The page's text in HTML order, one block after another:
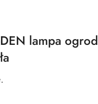
lampa